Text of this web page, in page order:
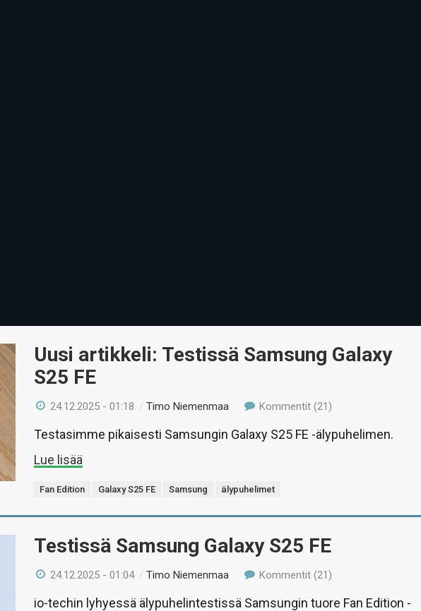
Uusi artikkeli: Testissä Samsung Galaxy
S25 FE
24.12.2025 - 01:18 /Timo Niemenmaa Kommentit (21)
Testasimme pikaisesti Samsungin Galaxy S25 FE -älypuhelimen.
Lue lisää
Fan Edition Galaxy S25 FE Samsung älypuhelimet
Testissä Samsung Galaxy S25 FE
24.12.2025 - 01:04 /Timo Niemenmaa Kommentit (21)
io-techin lyhyessä älypuhelintestissä Samsungin tuore Fan Edition -